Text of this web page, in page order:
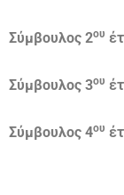
Σύμβουλος 2ου
Σύμβουλος 3ου
Σύμβουλος 4ου